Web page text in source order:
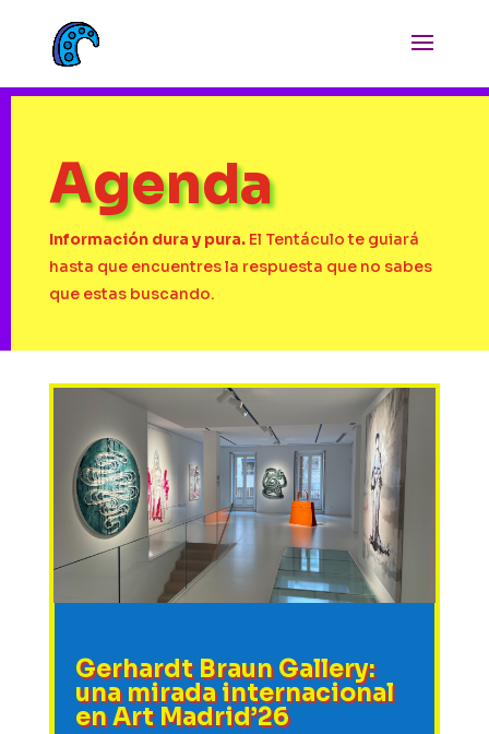
Agenda
Información dura y pura.El Tentáculo te guiará
hasta que encuentres la respuesta que no sabes
que estas buscando.
Gerhardt Braun Gallery:
una mirada internacional
en Art Madrid’26